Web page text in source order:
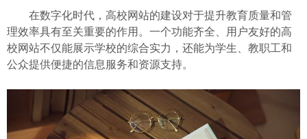
在数字化时代，高校网站的建设对于提升教育质量和管
理效率具有至关重要的作用。一个功能齐全、用户友好的高
校网站不仅能展示学校的综合实力，还能为学生、教职工和
公众提供便捷的信息服务和资源支持。